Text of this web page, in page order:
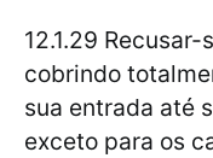
12.1.29
cobrindo
sua entrada até
exceto para os